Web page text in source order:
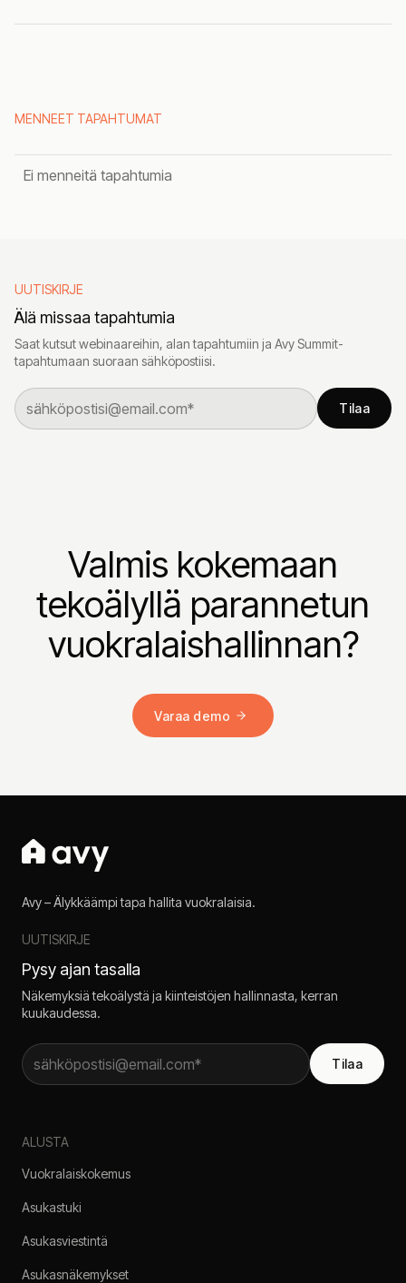
MENNEET TAPAHTUMAT
Ei menneitä tapahtumia
UUTISKIRJE
Älä missaa tapahtumia
Saat kutsut webinaareihin, alan tapahtumiin ja Avy Summit-
tapahtumaan suoraan sähköpostiisi.
Tilaa
Valmis kokemaan
tekoälyllä parannetun
vuokralaishallinnan?
Varaa demo
Avy – Älykkäämpi tapa hallita vuokralaisia.
UUTISKIRJE
Pysy ajan tasalla
Näkemyksiä tekoälystä ja kiinteistöjen hallinnasta, kerran
kuukaudessa.
Tilaa
ALUSTA
Vuokralaiskokemus
Asukastuki
Asukasviestintä
Asukasnäkemykset